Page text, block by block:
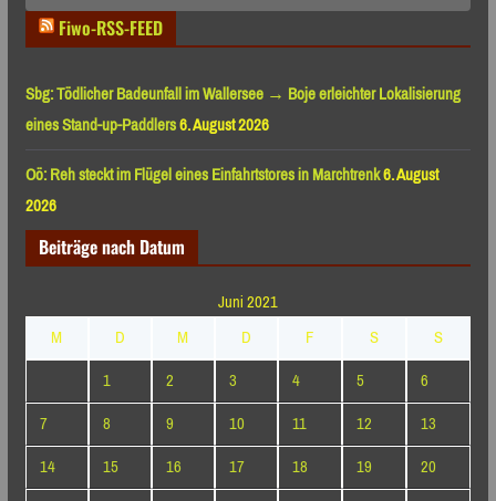
Fiwo-RSS-FEED
Sbg: Tödlicher Badeunfall im Wallersee → Boje erleichter Lokalisierung
eines Stand-up-Paddlers6. August 2026
Oö: Reh steckt im Flügel eines Einfahrtstores in Marchtrenk6. August
2026
Beiträge nach Datum
Juni 2021
M
D M D F S
S
1
2 3 4 5
6
7
8 9 10 11 12
13
14
15 16 17 18 19
20